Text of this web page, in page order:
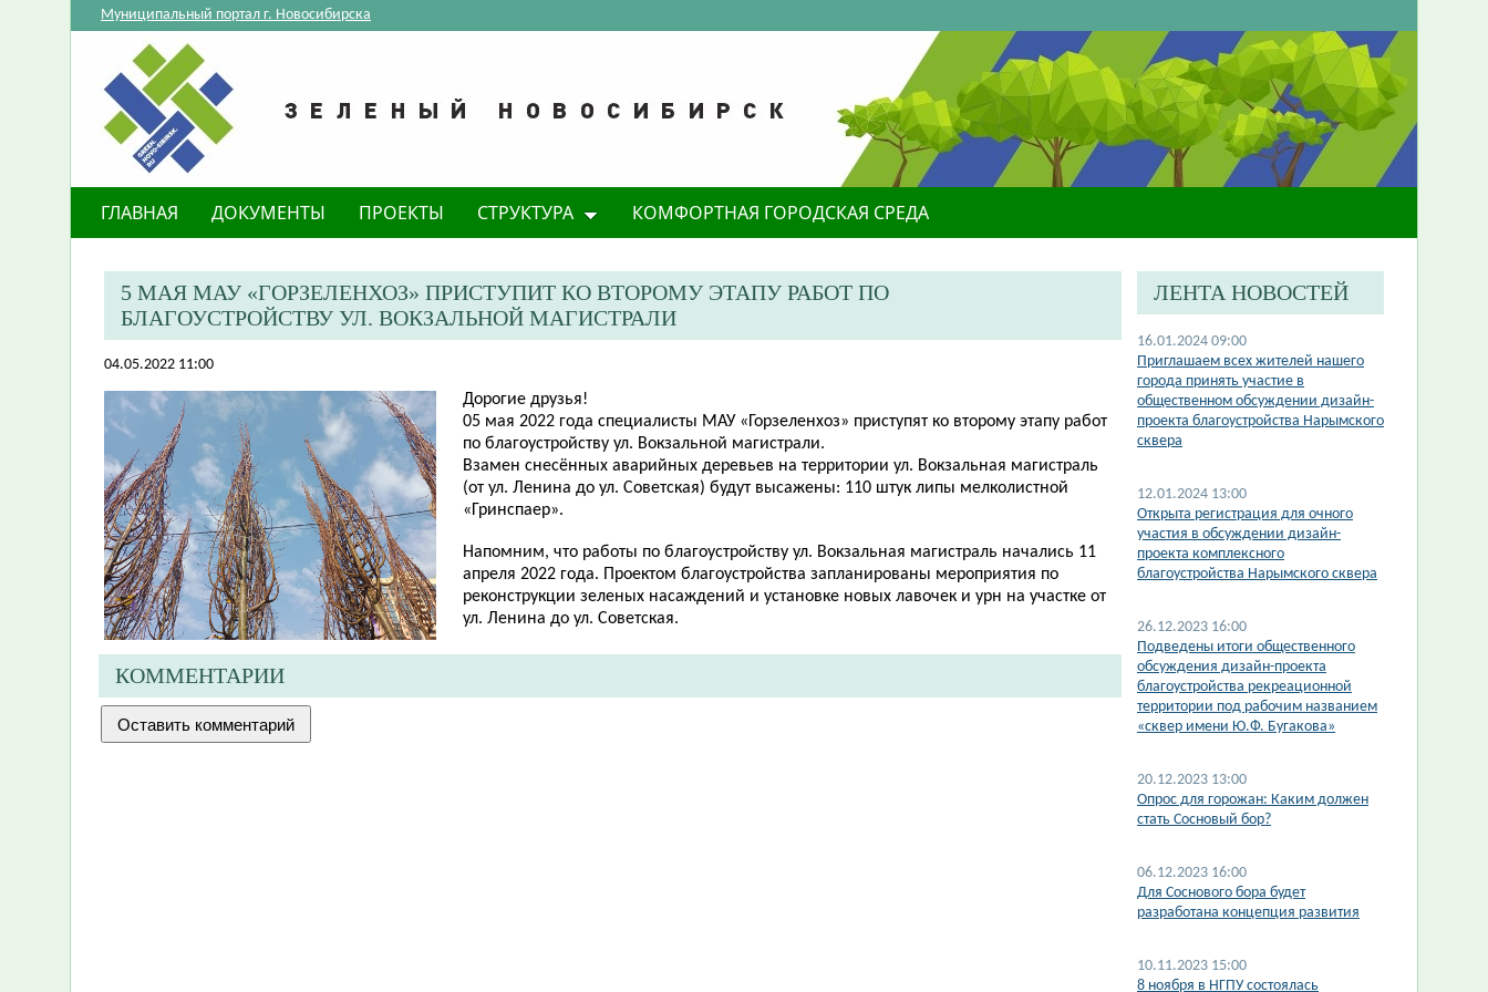
Муниципальный портал г. Новосибирска
ГЛАВНАЯ ДОКУМЕНТЫ ПРОЕКТЫ СТРУКТУРА КОМФОРТНАЯ ГОРОДСКАЯ СРЕДА
5 МАЯ МАУ «ГОРЗЕЛЕНХОЗ» ПРИСТУПИТ КО ВТОРОМУ ЭТАПУ РАБОТ ПО
БЛАГОУСТРОЙСТВУ УЛ. ВОКЗАЛЬНОЙ МАГИСТРАЛИ
04.05.2022 11:00
Дорогие друзья!
05 мая 2022 года специалисты МАУ «Горзеленхоз» приступят ко второму этапу работ
по благоустройству ул. Вокзальной магистрали.
Взамен снесённых аварийных деревьев на территории ул. Вокзальная магистраль
(от ул. Ленина до ул. Советская) будут высажены: 110 штук липы мелколистной
«Гринспаер».
Напомним, что работы по благоустройству ул. Вокзальная магистраль начались 11
апреля 2022 года. Проектом благоустройства запланированы мероприятия по
реконструкции зеленых насаждений и установке новых лавочек и урн на участке от
ул. Ленина до ул. Советская.
КОММЕНТАРИИ
ЛЕНТА НОВОСТЕЙ
16.01.2024 09:00
Приглашаем всех жителей нашего
города принять участие в
общественном обсуждении дизайн-
проекта благоустройства Нарымского
сквера
12.01.2024 13:00
Открыта регистрация для очного
участия в обсуждении дизайн-
проекта комплексного
благоустройства Нарымского сквера
26.12.2023 16:00
Подведены итоги общественного
обсуждения дизайн-проекта
благоустройства рекреационной
территории под рабочим названием
«сквер имени Ю.Ф. Бугакова»
20.12.2023 13:00
Опрос для горожан: Каким должен
стать Сосновый бор?
06.12.2023 16:00
Для Соснового бора будет
разработана концепция развития
10.11.2023 15:00
​8 ноября в НГПУ состоялась